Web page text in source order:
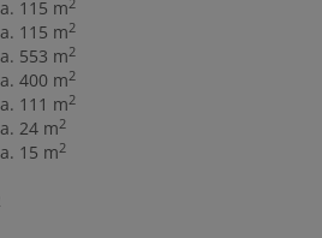
115 m
115 m2
553 m2
400 m2
111 m2
24 m2
15 m2